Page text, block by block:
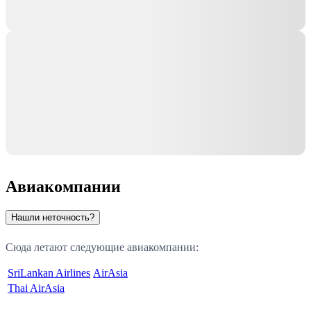
Авиакомпании
Нашли неточность?
Сюда летают следующие авиакомпании:
SriLankan Airlines AirAsia
Thai AirAsia